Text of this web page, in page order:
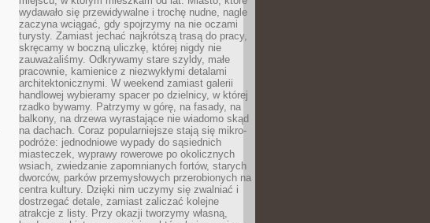
wydawało się przewidywalne i trochę nudne, nagle
zaczyna wciągać, gdy spojrzymy na nie oczami
turysty. Zamiast jechać najkrótszą trasą do pracy,
skręcamy w boczną uliczkę, której nigdy nie
zauważaliśmy. Odkrywamy stare szyldy, małe
pracownie, kamienice z niezwykłymi detalami
architektonicznymi. W weekend zamiast galerii
handlowej wybieramy spacer po dzielnicy, w której
rzadko bywamy. Patrzymy w górę, na fasady, na
balkony, na drzewa wyrastające nie wiadomo skąd
na dachach. Coraz popularniejsze stają się mikro-
podróże: jednodniowe wypady do sąsiednich
miasteczek, wyprawy rowerowe po okolicznych
wsiach, zwiedzanie zapomnianych fortów, starych
dworców, parków przemysłowych przerobionych na
centra kultury. Dzięki nim uczymy się zwalniać i
dostrzegać detale, zamiast zaliczać kolejne
atrakcje z listy. Przy okazji tworzymy własną,